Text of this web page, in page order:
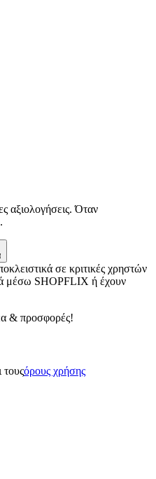
αξιολογήσεις. Όταν
σε κριτικές χρηστών
μέσω SHOPFLIX ή έχουν
& προσφορές!
όρους χρήσης